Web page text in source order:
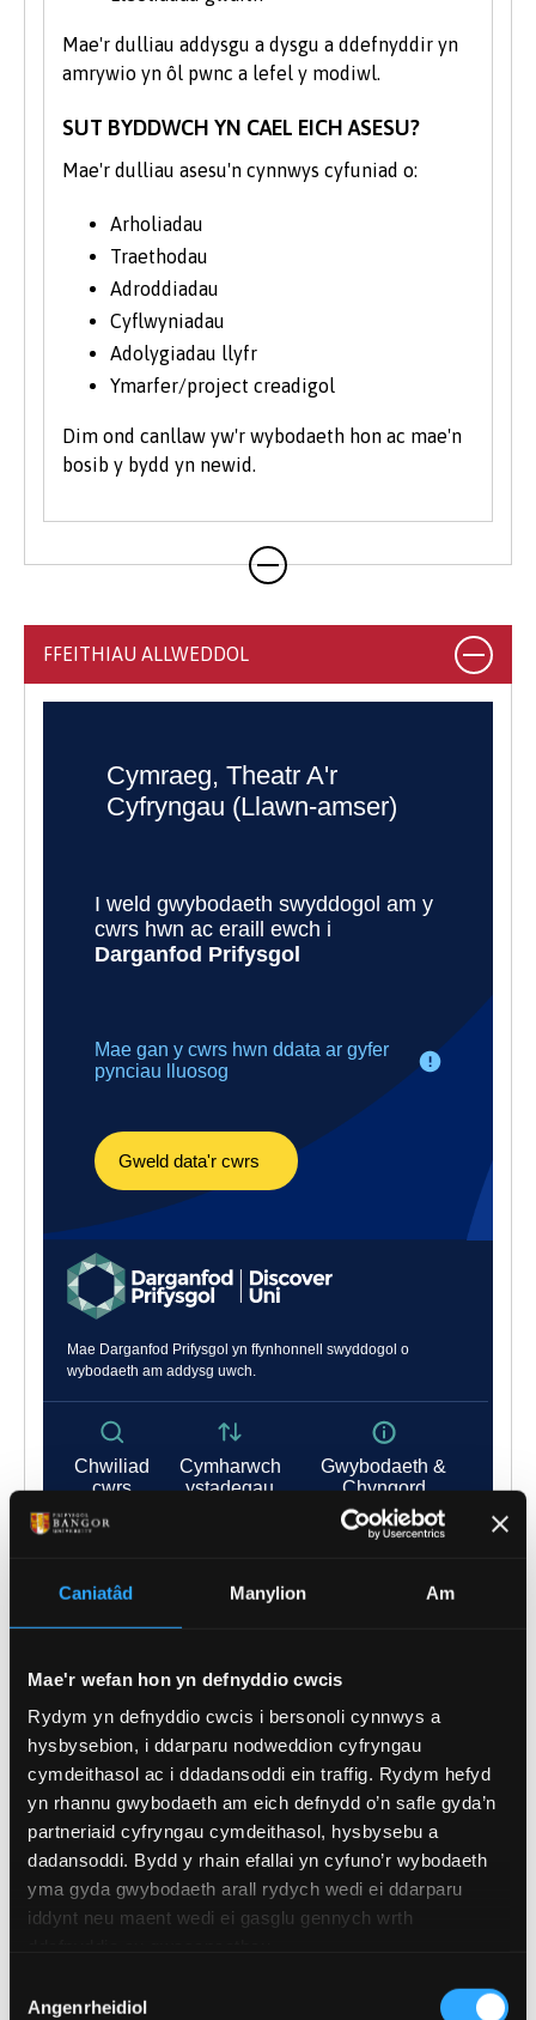
Caniatâd Manylion Am
Mae'r wefan hon yn defnyddio cwcis
Rydym yn defnyddio cwcis i bersonoli cynnwys a
hysbysebion, i ddarparu nodweddion cyfryngau
cymdeithasol ac i ddadansoddi ein traffig. Rydym hefyd
yn rhannu gwybodaeth am eich defnydd o’n safle gyda’n
partneriaid cyfryngau cymdeithasol, hysbysebu a
dadansoddi. Bydd y rhain efallai yn cyfuno’r wybodaeth
yma gyda gwybodaeth arall rydych wedi ei ddarparu
iddynt neu maent wedi ei gasglu gennych wrth
Caniatâd
Angenrheidiol
gweithleoedd Cymraeg eu hiaith neu
ymwneud â chynrychiolwyr busnesau sy’n
Dangos mae’r strwythur cwrs isod y
nodweddiadol a gall y rheiny newid o bryd
i'w gilydd. Gall modiwlau a addysgir yn ail
flwyddyn ac ym mlwyddyn olaf y cwrs gael
eu symud o’r naill flwyddyn i'r llall i gyd-
fynd ag arbenigedd staff a datblygiadau
ymchwil.
Mae'r dulliau addysgu a dysgu a ddefnyddir yn
amrywio yn ôl pwnc a lefel y modiwl.
SUT BYDDWCH YN CAEL EICH ASESU?
Mae'r dulliau asesu'n cynnwys cyfuniad o:
Arholiadau
Traethodau
Adroddiadau
Cyflwyniadau
Adolygiadau llyfr
Ymarfer/project creadigol
Dim ond canllaw yw'r wybodaeth hon ac mae'n
bosib y bydd yn newid.
FFEITHIAU ALLWEDDOL
CYMHARU CYRSIAU
Y CWRS HWN:
CYMRAEG, THEATR A'R
CYFRYNGAU
- BA (Anrh)
Cyfunwch y Gymraeg â theatr a’r
cyfryngau a meistrolwch sgiliau
diwydiannau theatr, ffilm a